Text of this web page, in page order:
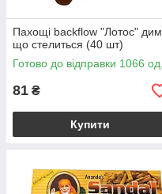
Пахощі backflow "Лотос" дим,
що стелиться (40 шт)
Готово до відправки 1066 од.
81 ₴
Купити